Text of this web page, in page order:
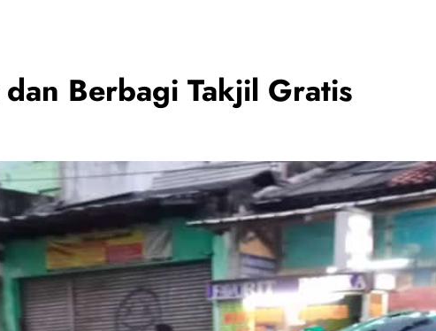
Berbagi Takjil Gratis